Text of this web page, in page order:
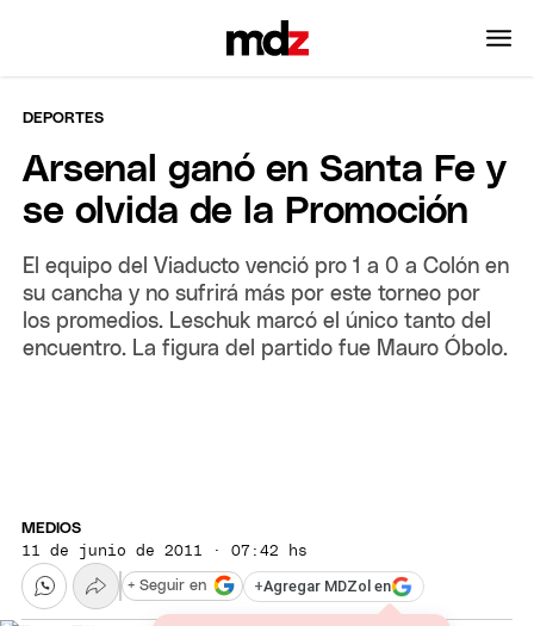
DEPORTES
Arsenal ganó en Santa Fe y
se olvida de la Promoción
El equipo del Viaducto venció pro 1 a 0 a Colón en
su cancha y no sufrirá más por este torneo por
los promedios. Leschuk marcó el único tanto del
encuentro. La figura del partido fue Mauro Óbolo.
MEDIOS
11 de junio de 2011 · 07:42 hs
+Agregar MDZol en
+ Seguir en